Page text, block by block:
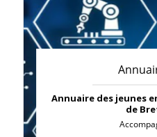
Annuaire des jeunes
de